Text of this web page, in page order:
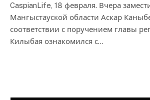
CaspianLife, 18 февраля. Вчера
Мангыстауской области Аскар
соответствии с поручением главы
Килыбая ознакомился с…